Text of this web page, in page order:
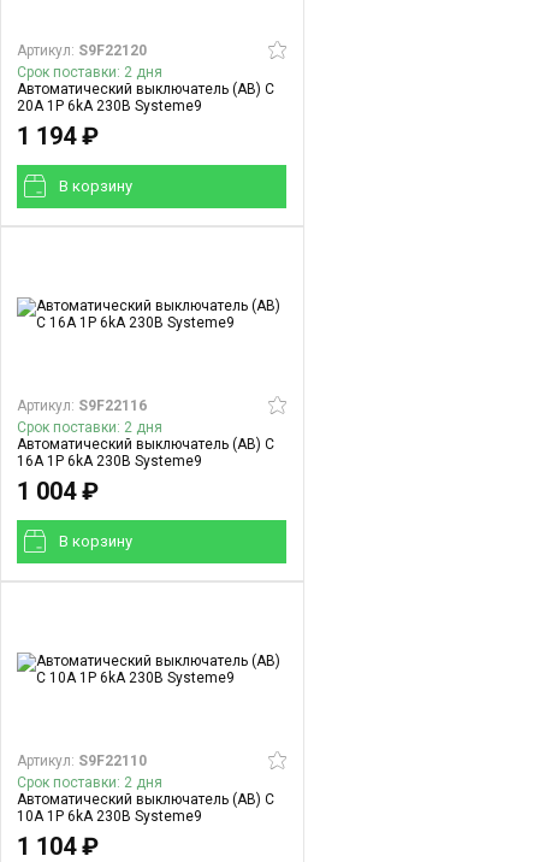
Артикул: S9F22120
Срок поставки: 2 дня
Автоматический выключатель (АВ) C
20A 1P 6kA 230В Systeme9
1 194 ₽
В корзинy
Артикул: S9F22116
Срок поставки: 2 дня
Автоматический выключатель (АВ) C
16A 1P 6kA 230В Systeme9
1 004 ₽
В корзинy
Артикул: S9F22110
Срок поставки: 2 дня
Автоматический выключатель (АВ) C
10A 1P 6kA 230В Systeme9
1 104 ₽